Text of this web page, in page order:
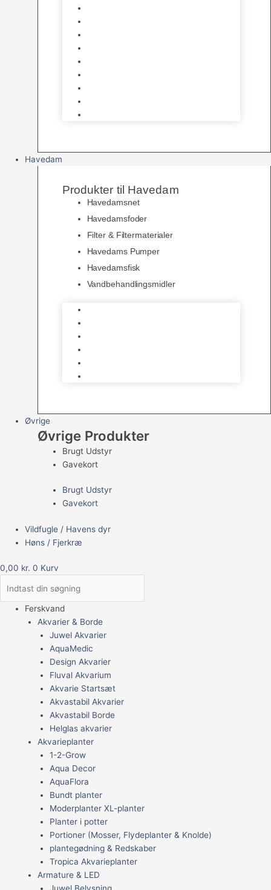
Havedam
Produkter til Havedam
Havedamsnet
Havedamsfoder
Filter & Filtermaterialer
Havedams Pumper
Havedamsfisk
Vandbehandlingsmidler
Øvrige
Øvrige Produkter
Brugt Udstyr
Gavekort
Brugt Udstyr
Gavekort
Vildfugle / Havens dyr
Høns / Fjerkræ
0,00 kr. 0 Kurv
Ferskvand
Akvarier & Borde
Juwel Akvarier
AquaMedic
Design Akvarier
Fluval Akvarium
Akvarie Startsæt
Akvastabil Akvarier
Akvastabil Borde
Helglas akvarier
Akvarieplanter
1-2-Grow
Aqua Decor
AquaFlora
Bundt planter
Moderplanter XL-planter
Planter i potter
Portioner (Mosser, Flydeplanter & Knolde)
plantegødning & Redskaber
Tropica Akvarieplanter
Armature & LED
Juwel Belysning